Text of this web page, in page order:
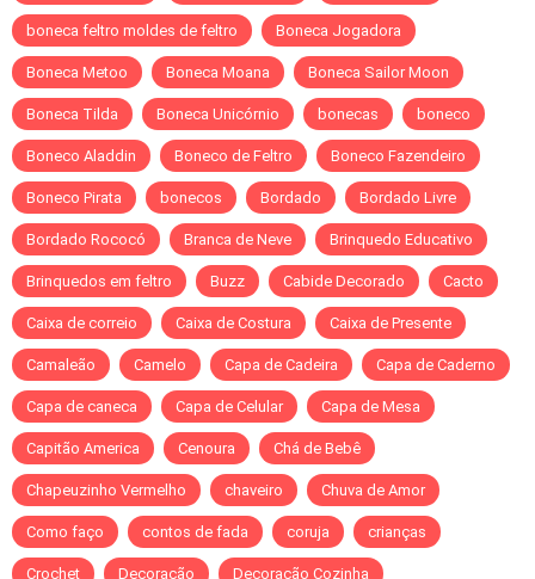
boneca feltro moldes de feltro Boneca Jogadora
Boneca Metoo Boneca Moana Boneca Sailor Moon
Boneca Tilda Boneca Unicórnio bonecas boneco
Boneco Aladdin Boneco de Feltro Boneco Fazendeiro
Boneco Pirata bonecos Bordado Bordado Livre
Bordado Rococó Branca de Neve Brinquedo Educativo
Brinquedos em feltro Buzz Cabide Decorado Cacto
Caixa de correio Caixa de Costura Caixa de Presente
Camaleão Camelo Capa de Cadeira Capa de Caderno
Capa de caneca Capa de Celular Capa de Mesa
Capitão America Cenoura Chá de Bebê
Chapeuzinho Vermelho chaveiro Chuva de Amor
Como faço contos de fada coruja crianças
Crochet Decoração Decoração Cozinha